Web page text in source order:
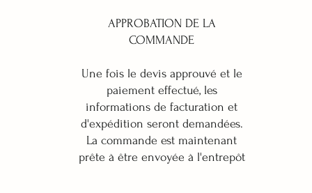
APPROBATION DE LA
COMMANDE
Une fois le devis approuvé et le
paiement effectué, les
informations de facturation et
d'expédition seront demandées.
La commande est maintenant
prête à être envoyée à l'entrepôt